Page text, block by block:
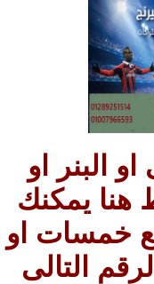
البنر او
يمكنك
خمسات او
التالى